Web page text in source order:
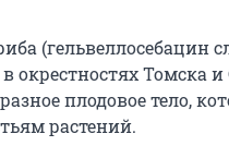
(гельвеллосебацин
Томска и
плодовое тело,
растений.